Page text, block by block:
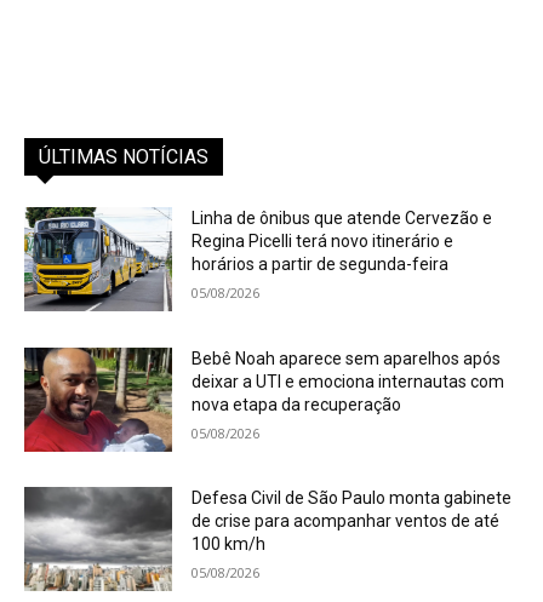
ÚLTIMAS NOTÍCIAS
Linha de ônibus que atende Cervezão e
Regina Picelli terá novo itinerário e
horários a partir de segunda-feira
05/08/2026
Bebê Noah aparece sem aparelhos após
deixar a UTI e emociona internautas com
nova etapa da recuperação
05/08/2026
Defesa Civil de São Paulo monta gabinete
de crise para acompanhar ventos de até
100 km/h
05/08/2026